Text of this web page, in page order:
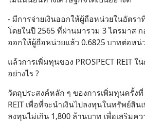
- มีการจ่ายเงินออกให้ผู้ถือหน่วยในอัตรา
โดยในปี 2565 ที่ผ่านมารวม 3 ไตรมาส ก
ออกให้ผู้ถือหน่วยแล้ว 0.6825 บาทต่อหน่
แล้วการเพิ่มทุนของ PROSPECT REIT ใ
อย่างไร ?
วัตถุประสงค์หลัก ๆ ของการเพิ่มทุนครั้งที่
REIT เพื่อที่จะนำเงินไปลงทุนในทรัพย์สิ
ลงทุนไม่เกิน 1,800 ล้านบาท เพื่อเสริมค